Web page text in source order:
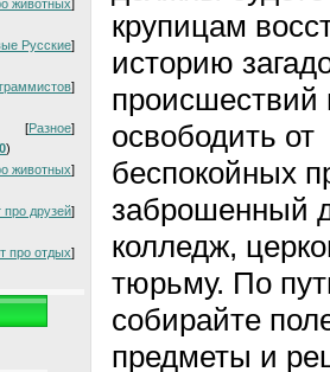
животных]
Русские]
]
[Разное]
0)
животных]
про друзей]
про отдых]
крупицам
историю
происшествий
освободить от
беспокойных
заброшенный
колледж,
тюрьму. По
собирайте
предметы и